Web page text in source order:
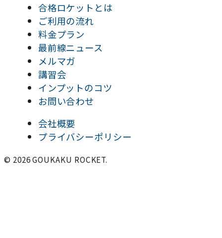
合格ロケットとは
ご利用の流れ
料金プラン
最前線ニュース
メルマガ
講習会
インプットのコツ
お問い合わせ
会社概要
プライバシーポリシー
© 2026 GOUKAKU ROCKET.